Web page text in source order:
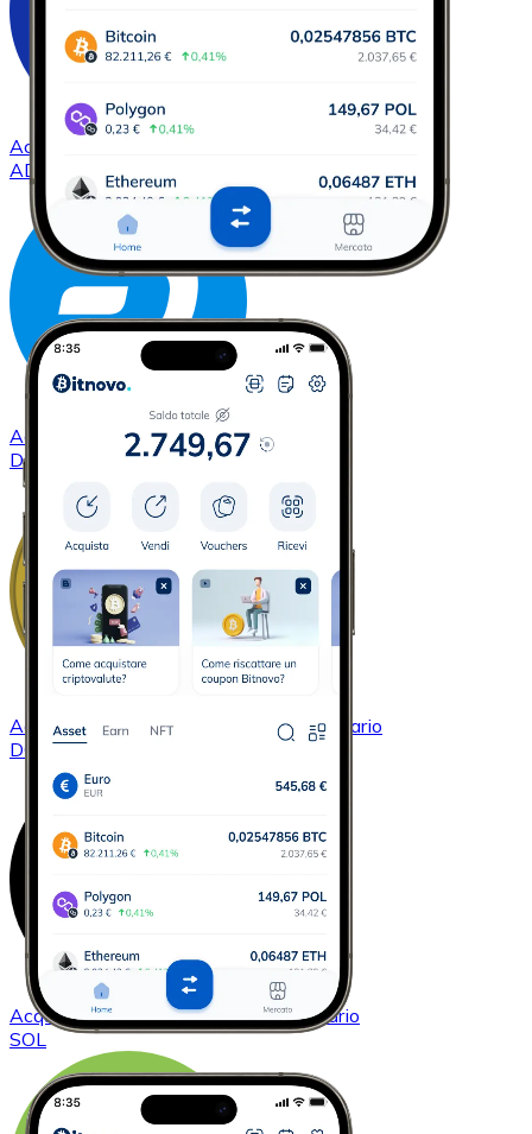
Acquistare
ADA
Acquistare Dashcon bonifico bancario
DASH
AcquistareDogecoin
con bonifico bancario
DOGE
AcquistareSolanacon bonifico bancario
SOL